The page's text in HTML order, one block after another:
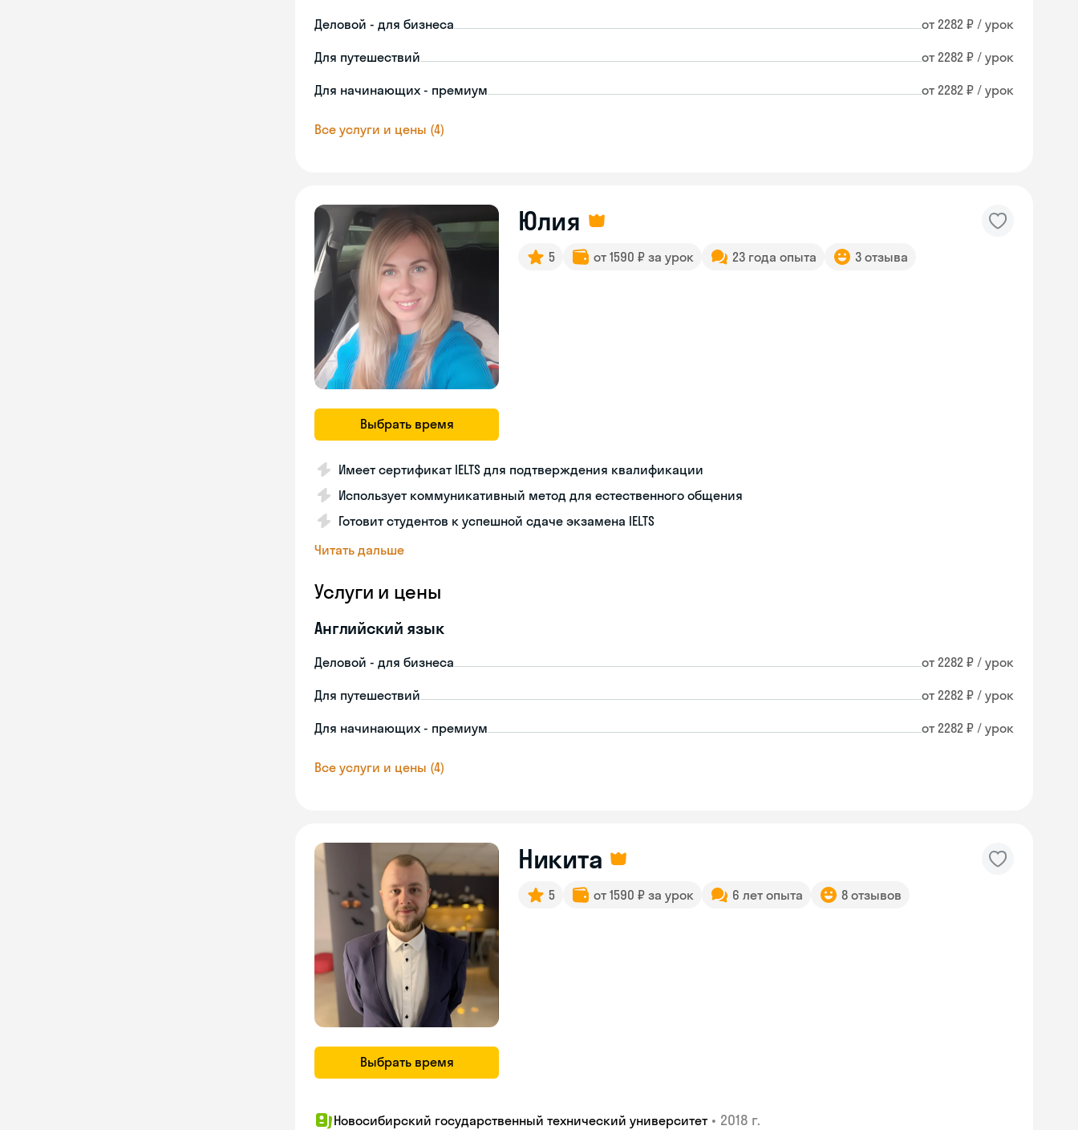
Деловой - для бизнеса от 2282 ₽ / урок
Для путешествий от 2282 ₽ / урок
Для начинающих - премиум от 2282 ₽ / урок
Все услуги и цены (4)
Выбрать время
Юлия
5 от 1590 ₽ за урок 23 года опыта 3 отзыва
Имеет сертификат IELTS для подтверждения квалификации
Использует коммуникативный метод для естественного общения
Готовит студентов к успешной сдаче экзамена IELTS
Читать дальше
Услуги и цены
Английский язык
Деловой - для бизнеса от 2282 ₽ / урок
Для путешествий от 2282 ₽ / урок
Для начинающих - премиум от 2282 ₽ / урок
Все услуги и цены (4)
Выбрать время
Никита
5 от 1590 ₽ за урок 6 лет опыта 8 отзывов
Новосибирский государственный технический университет • 2018 г.